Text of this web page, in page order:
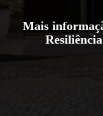
Mais